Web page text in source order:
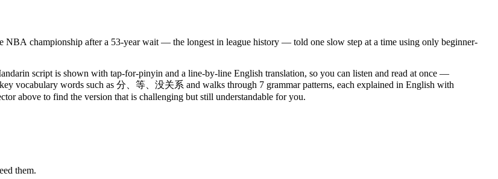
championship after a 53-year wait — the longest in league history — told one slow step at a time using only beginner-
script is shown with tap-for-pinyin and a line-by-line English translation, so you can listen and read at once —
vocabulary words such as 分、等、没关系 and walks through 7 grammar patterns, each explained in English with
above to find the version that is challenging but still understandable for you.
them.